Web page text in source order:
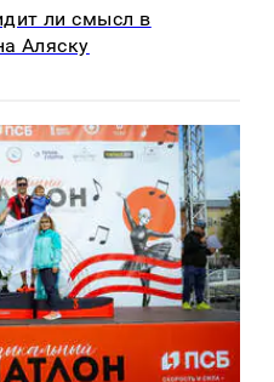
ли смысл в
Аляску